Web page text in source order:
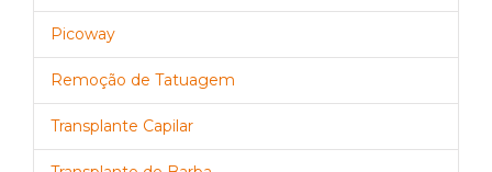
Picoway
Remoção de Tatuagem
Transplante Capilar